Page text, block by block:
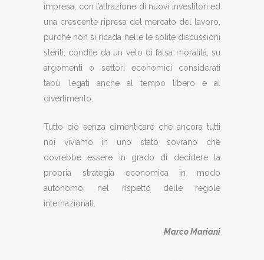
impresa, con l’attrazione di nuovi investitori ed
una crescente ripresa del mercato del lavoro,
purchè non si ricada nelle le solite discussioni
sterili, condite da un velo di falsa moralità, su
argomenti o settori economici considerati
tabù, legati anche al tempo libero e al
divertimento.
Tutto ciò senza dimenticare che ancora tutti
noi viviamo in uno stato sovrano che
dovrebbe essere in grado di decidere la
propria strategia economica in modo
autonomo, nel rispetto delle regole
internazionali.
Marco Mariani